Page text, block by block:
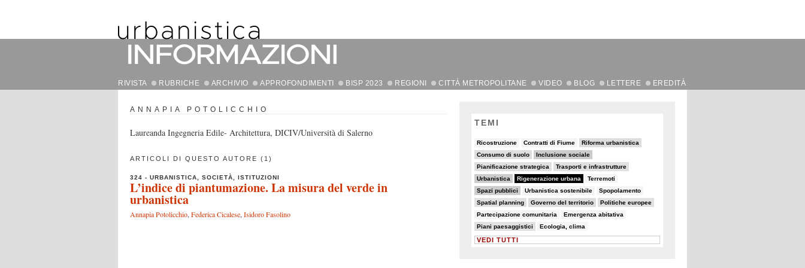
RIVISTA RUBRICHE ARCHIVIO APPROFONDIMENTI BISP 2023 REGIONI CITTÀ METROPOLITANE VIDEO BLOG LETTERE EREDITÀ
ANNAPIA POTOLICCHIO
Laureanda Ingegneria Edile- Architettura, DICIV/Università di Salerno
ARTICOLI DI QUESTO AUTORE (1)
324 - URBANISTICA, SOCIETÀ, ISTITUZIONI
L’indice di piantumazione. La misura del verde in
urbanistica
Annapia Potolicchio, Federica Cicalese, Isidoro Fasolino
TEMI
Ricostruzione
6/82 Contratti di Fiume
5/82 Riforma urbanistica
20/82
Consumo di suolo
19/82 Inclusione sociale
26/82
Pianificazione strategica
11/82 Trasporti e infrastrutture
15/82
Urbanistica
26/82 Rigenerazione urbana
82/82 Terremoti
8/82
Spazi pubblici
32/82 Urbanistica sostenibile
6/82 Spopolamento
6/82
Spatial planning
9/82 Governo del territorio
19/82 Politiche europee
11/82
Partecipazione comunitaria
7/82 Emergenza abitativa
7/82
Piani paesaggistici
10/82 Ecologia, clima
6/82
VEDI TUTTI